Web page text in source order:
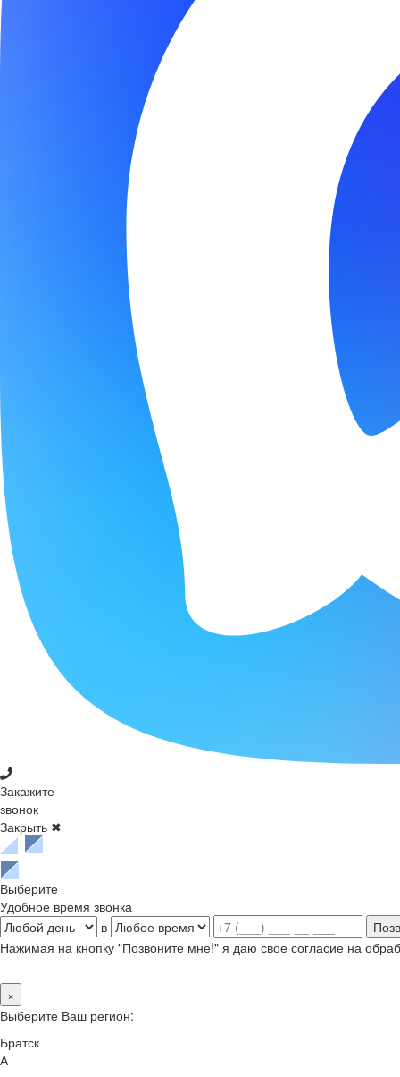
Закажите
звонок
Закрыть ✖
Выберите
Удобное время звонка
в
Нажимая на кнопку "Позвоните мне!" я даю свое согласие на
×
Выберите Ваш регион:
Братск
А